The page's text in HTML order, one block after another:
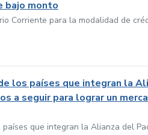
bajo monto
Corriente para la modalidad de
los países que integran la
a seguir para lograr un
que integran la Alianza del